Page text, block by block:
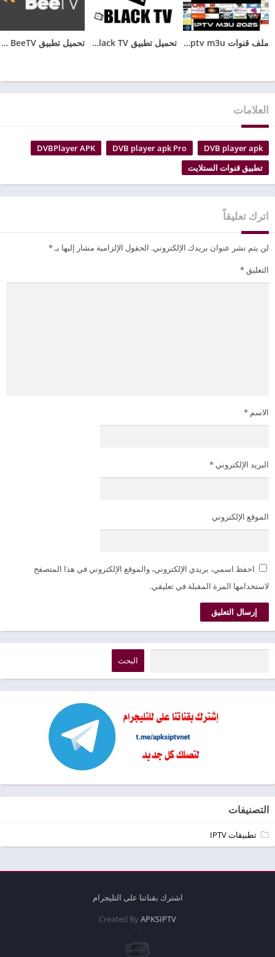
ملف قنوات iptv m3u متجدد باستمرار مجاني 2026 تحميل تطبيق Black TV للاندرويد مع كود تفعيل الجديد 2025 تحميل تطبيق BeeTV مهكر 2025 بدون اعلانات للأندرويد
العلامات
DVB player apk
DVB player apk Pro
DVBPlayer APK
تطبيق قنوات الستلايت
اترك تعليقاً
لن يتم نشر عنوان بريدك الإلكتروني. الحقول الإلزامية مشار إليها بـ*
التعليق*
الاسم *
البريد الإلكتروني *
الموقع الإلكتروني
احفظ اسمي، بريدي الإلكتروني، والموقع الإلكتروني في هذا المتصفح
لاستخدامها المرة المقبلة في تعليقي.
البحث
التصنيفات
تطبيقات IPTV
اشترك بقناتنا على التليجرام
Created By APKSIPTV